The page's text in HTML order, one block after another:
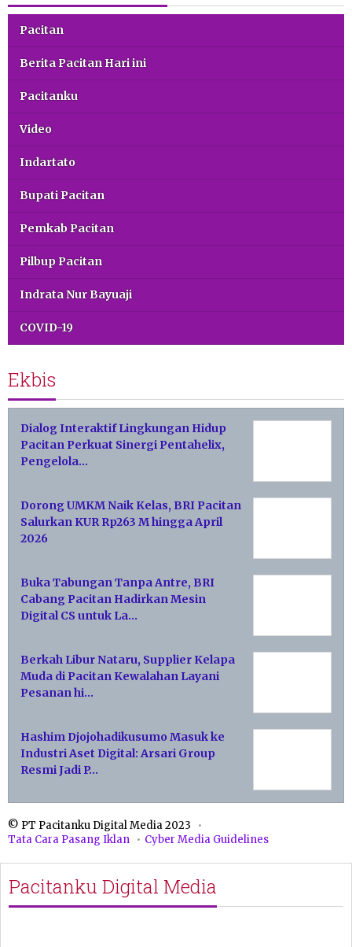
Pacitan
Berita Pacitan Hari ini
Pacitanku
Video
Indartato
Bupati Pacitan
Pemkab Pacitan
Pilbup Pacitan
Indrata Nur Bayuaji
COVID-19
Ekbis
Dialog Interaktif Lingkungan Hidup
Pacitan Perkuat Sinergi Pentahelix,
Pengelola…
Dorong UMKM Naik Kelas, BRI Pacitan
Salurkan KUR Rp263 M hingga April
2026
Buka Tabungan Tanpa Antre, BRI
Cabang Pacitan Hadirkan Mesin
Digital CS untuk La…
Berkah Libur Nataru, Supplier Kelapa
Muda di Pacitan Kewalahan Layani
Pesanan hi…
Hashim Djojohadikusumo Masuk ke
Industri Aset Digital: Arsari Group
Resmi Jadi P…
© PT Pacitanku Digital Media 2023
Tata Cara Pasang Iklan
Cyber Media Guidelines
Pacitanku Digital Media